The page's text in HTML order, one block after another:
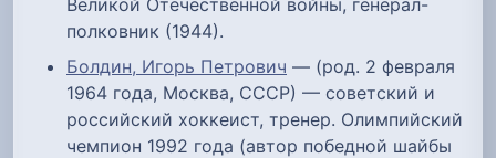
полковник (1944).
Болдин, Игорь Петрович — (род. 2 февраля
1964 года, Москва, СССР) — советский и
российский хоккеист, тренер. Олимпийский
чемпион 1992 года (автор победной шайбы